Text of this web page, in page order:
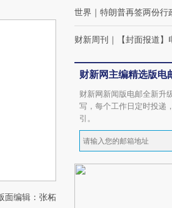
面编辑：张柘
世界 ｜ 特朗普再签两份行
财新周刊 ｜ 【封面报道
财新网主编精选版电
财新网新闻版电邮全新升
写，每个工作日定时投递
引。